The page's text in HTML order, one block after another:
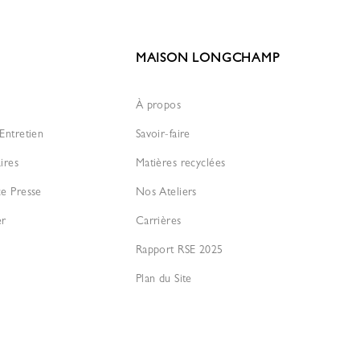
Presse
MAISON LONGCHAMP
À propos
Savoir-faire
Matières recyclées
Nos Ateliers
Carrières
Rapport RSE 2025
Plan du Site